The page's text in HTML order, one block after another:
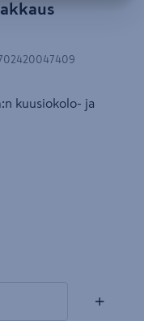
kuusiokolo- ja
+